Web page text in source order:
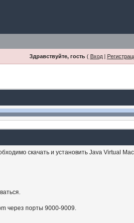
Здравствуйте, гость( Вход|
скачать и установить Java Virtual
через порты 9000-9009.